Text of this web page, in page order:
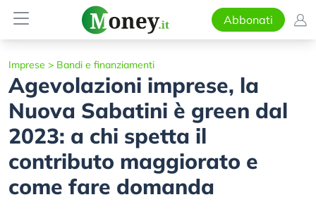
Abbonati
Imprese > Bandi e finanziamenti
Agevolazioni imprese, la
Nuova Sabatini è green dal
2023: a chi spetta il
contributo maggiorato e
come fare domanda